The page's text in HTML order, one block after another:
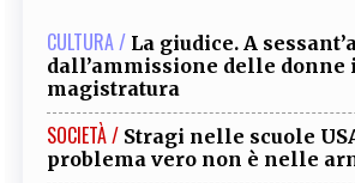
CULTURA / La giudice. A
dall’ammissione delle donne
magistratura
SOCIETÀ / Stragi nelle scuole
problema vero non è nelle